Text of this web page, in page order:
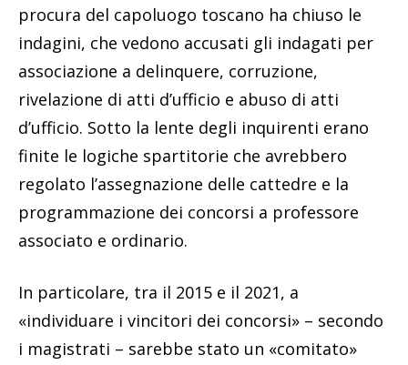
procura del capoluogo toscano ha chiuso le
indagini, che vedono accusati gli indagati per
associazione a delinquere, corruzione,
rivelazione di atti d’ufficio e abuso di atti
d’ufficio. Sotto la lente degli inquirenti erano
finite le logiche spartitorie che avrebbero
regolato l’assegnazione delle cattedre e la
programmazione dei concorsi a professore
associato e ordinario.
In particolare, tra il 2015 e il 2021, a
«individuare i vincitori dei concorsi» – secondo
i magistrati – sarebbe stato un «comitato»